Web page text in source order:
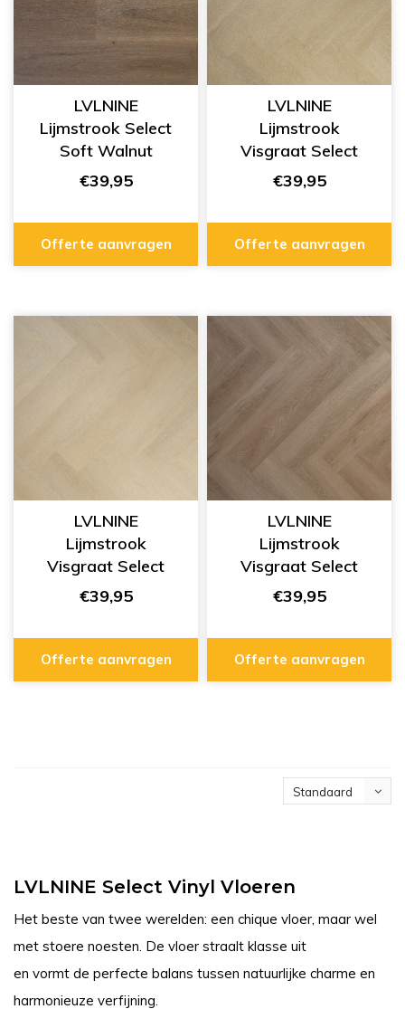
LVLNINE
Lijmstrook Select
Soft Walnut
L203002
€39,95
Offerte aanvragen
LVLNINE
Lijmstrook
Visgraat Select
Twilight Oak
€39,95
Offerte aanvragen
LVLNINE
Lijmstrook
Visgraat Select
Morning Light
€39,95
Offerte aanvragen
LVLNINE
Lijmstrook
Visgraat Select
Soft Walnut
€39,95
Offerte aanvragen
Standaard
LVLNINE Select Vinyl Vloeren
Het beste van twee werelden: een chique vloer, maar wel
met stoere noesten. De vloer straalt klasse uit
en vormt de perfecte balans tussen natuurlijke charme en
harmonieuze verfijning.